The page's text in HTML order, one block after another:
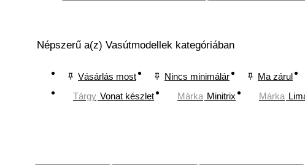
Népszerű a(z) Vasútmodellek kategóriában
Vásárlás most Nincs minimálár Ma zárul
Tárgy Vonat készlet Márka Minitrix Márka